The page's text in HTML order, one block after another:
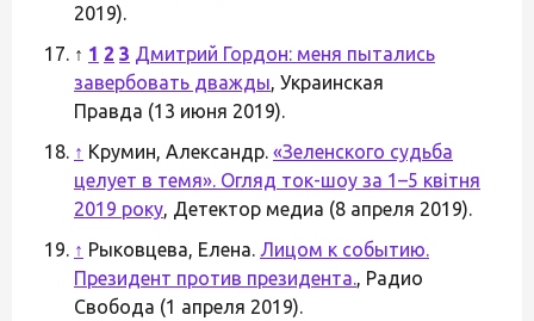
2019).
↑ 1 2 3 Дмитрий Гордон: меня пытались
завербовать дважды, Украинская
Правда (13 июня 2019).
↑ Крумин, Александр. «Зеленского судьба
целует в темя». Огляд ток-шоу за 1–5 квітня
2019 року, Детектор медиа (8 апреля 2019).
↑ Рыковцева, Елена. Лицом к событию.
Президент против президента., Радио
Свобода (1 апреля 2019).